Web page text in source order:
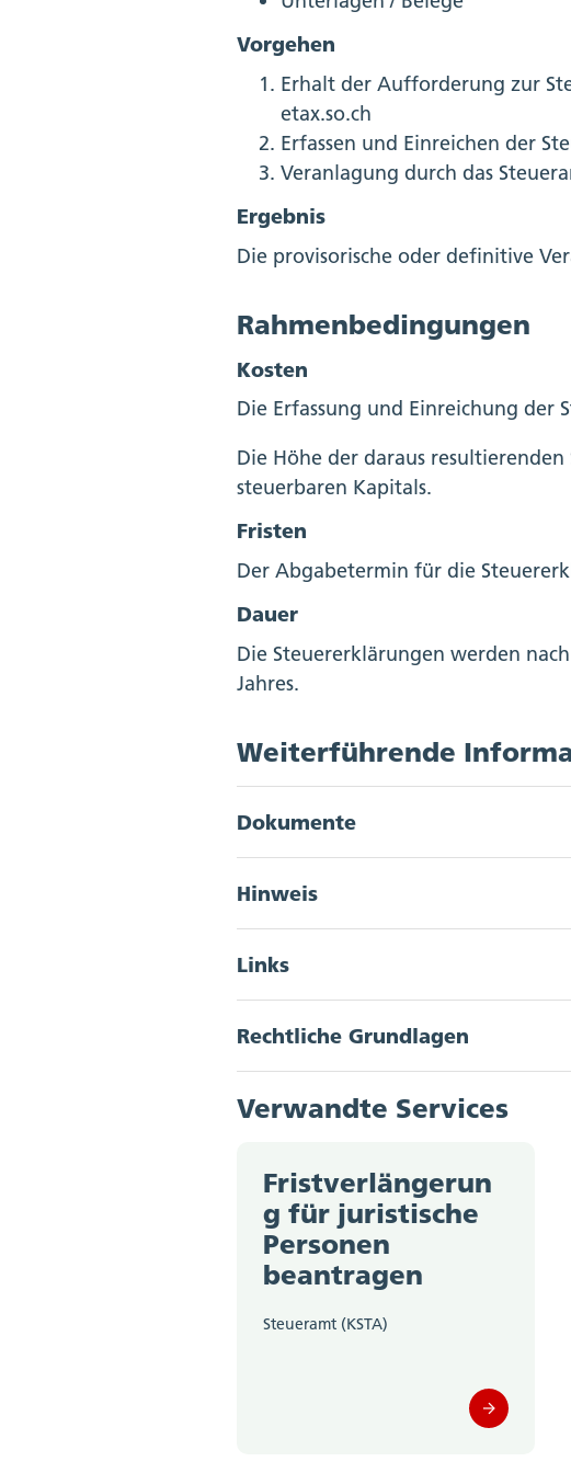
Vorgehen
Erhalt der Aufforderung zur
etax.so.ch
Erfassen und Einreichen der
Veranlagung durch das
Ergebnis
Die provisorische oder definitive
Rahmenbedingungen
Kosten
Die Erfassung und Einreichung der
Die Höhe der daraus
steuerbaren Kapitals.
Fristen
Der Abgabetermin für die
Dauer
Die Steuererklärungen werden
Jahres.
Weiterführende
Dokumente
Akkordeon Button
Steuererklärungsformulare
Hinweis
Akkordeon Button
“Fristverlängerung für juristische
Links
Akkordeon Button
Mehr zum Thema
Rechtliche Grundlagen
Akkordeon Button
Persönliche Zugehörigkeit: § 8
Wirtschaftliche Zugehörigkeit: §
Verfahrenspflichten: § 140 StG
Verwandte Services
Fristverlängerun
g für juristische
Personen
beantragen
Steueramt (KSTA)